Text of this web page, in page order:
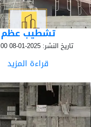
تشطيب عظم
تاريخ النشر: 2025-01-08 05:14:00
قراءة المزيد